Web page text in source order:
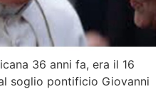
36 anni fa, era il 16
soglio pontificio Giovanni